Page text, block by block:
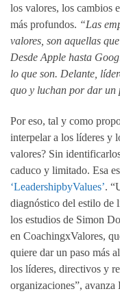
los valores, los cambios
más profundos. “Las
valores, son aquellas
Desde Apple hasta
lo que son. Delante,
quo y luchan por dar un
Por eso, tal y como
interpelar a los líderes y
valores? Sin
caduco y limitado. Esa
‘LeadershipbyValues’.
diagnóstico del estilo de
los estudios de Simon
en CoachingxValores,
quiere dar un paso más
los líderes, directivos y
organizaciones”, avanza